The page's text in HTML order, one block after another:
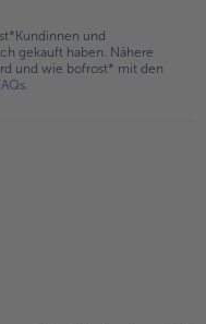
und
gekauft haben. Nähere
und wie bofrost* mit den